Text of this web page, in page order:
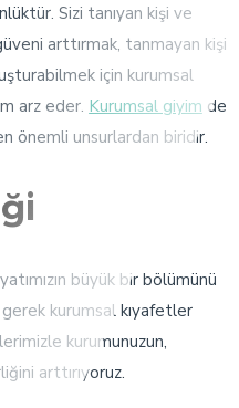
Sizi tanıyan kişi ve
arttırmak, tanmayan kişi
için kurumsal
arz eder. Kurumsal giyim de
önemli unsurlardan biridir.
büyük bir bölümünü
kurumsal kıyafetler
kurumunuzun,
arttırıyoruz.